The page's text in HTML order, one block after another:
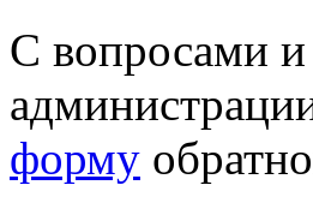
С вопросами
форму